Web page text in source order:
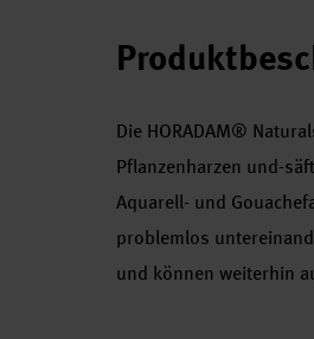
Die HORADAM®
Pflanzenharzen und-
Aquarell- und
problemlos
und können weiterhin